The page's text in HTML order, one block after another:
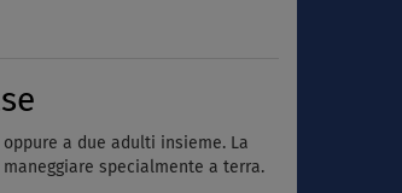
a due adulti insieme. La
specialmente a terra.